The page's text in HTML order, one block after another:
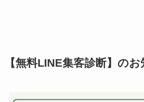
【無料LINE集客診断】の